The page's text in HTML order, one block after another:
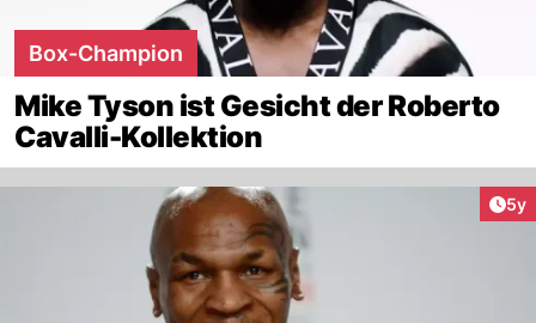
Box-Champion
Mike Tyson ist Gesicht der Roberto
Cavalli-Kollektion
5y